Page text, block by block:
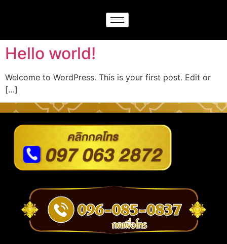
Hello world!
Welcome to WordPress. This is your first post. Edit or
[…]